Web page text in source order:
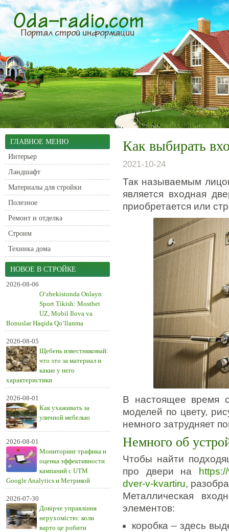
ГЛАВНОЕ МЕНЮ
Интерьер
Ландшафт
Материалы для стройки
Полезное
Ремонт и отделка
Строим
Техника дома
НОВОЕ В СТРОЙКЕ
2026-08-06
O‘zbekistonda Onlayn
Sport Tikish: Mostbet
UZ, Mobil Ilova va
Bonuslar Haqida Qo‘llanma
2026-08-05
Щебень известняковый:
что это за материал и
какие у него
характеристики
2026-08-01
Как ухаживать за
уличной мебелью
2026-08-01
Мониторинг трафика и
оценка эффективности
кампаний с UTM
Google Analytics и Метрикой
2026-07-30
Довірче управління
нерухомістю: коли
варто це робити
Как выбирать
2021-10-24
Так называемым
является входная
приобретается или
В настоящее время
моделей по цвету,
немного затрудняет
Немного об
Чтобы найти
про двери на
dver-v-kvartiru,
Металлическая
элементов:
коробка – здесь